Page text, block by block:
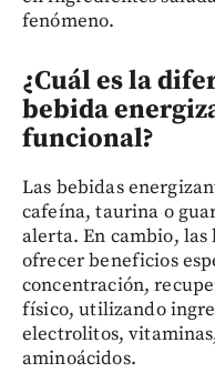
fenómeno.
¿Cuál es la
bebida
funcional?
Las bebidas
cafeína, taurina o
alerta. En cambio,
ofrecer beneficios
concentración,
físico, utilizando
electrolitos,
aminoácidos.